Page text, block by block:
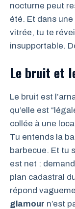
nocturne peut
été. Et dans
vitrée, tu te
insupportable.
Le bruit et
Le bruit est
qu’elle est
collée à une
Tu entends la
barbecue. Et tu
est net :
plan cadastral
répond
glamour n’est